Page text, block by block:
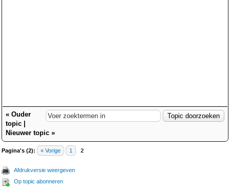
« Ouder
topic
Nieuwer topic »
Pagina's (2): « Vorige 1 2
Afdrukversie weergeven
Op topic abonneren